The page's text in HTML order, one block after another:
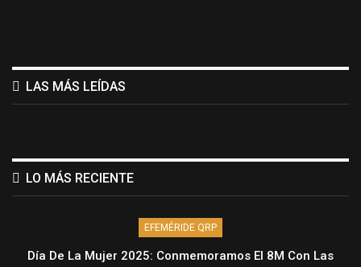
LAS MÁS LEÍDAS
LO MÁS RECIENTE
EFEMÉRIDE QRP
Día De La Mujer 2025: Conmemoramos El 8M Con Las